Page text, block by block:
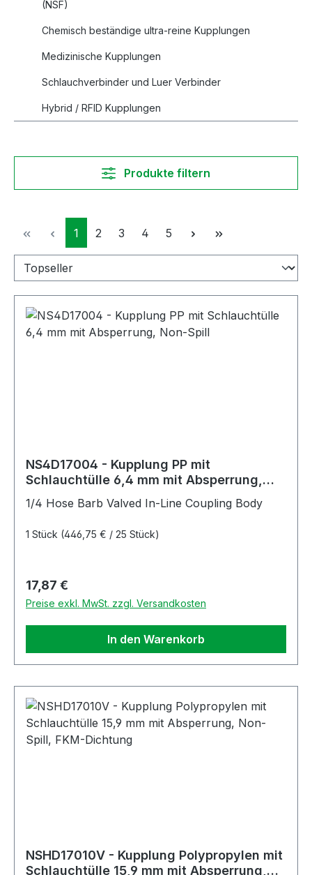
(NSF)
Chemisch beständige ultra-reine Kupplungen
Medizinische Kupplungen
Schlauchverbinder und Luer Verbinder
Hybrid / RFID Kupplungen
Produkte filtern
Seite
1 Seite
2 Seite
3 Seite
4 Seite
5
NS4D17004 - Kupplung PP mit
Schlauchtülle 6,4 mm mit Absperrung,
1/4 Hose Barb Valved In-Line Coupling Body
1 Stück (446,75 € / 25 Stück)
Regulärer Preis:
17,87 €
Preise exkl. MwSt. zzgl. Versandkosten
In den Warenkorb
NSHD17010V - Kupplung Polypropylen mit
Schlauchtülle 15,9 mm mit Absperrung,